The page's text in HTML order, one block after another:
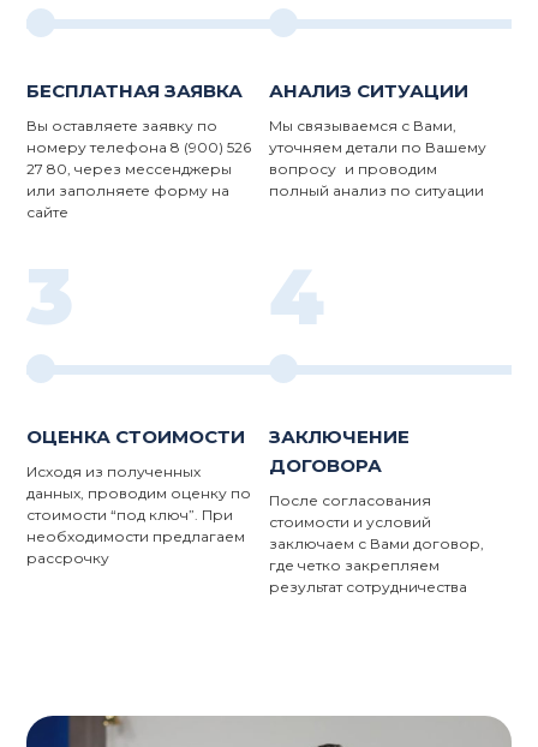
БЕСПЛАТНАЯ ЗАЯВКА
Вы оставляете заявку по
номеру телефона 8 (900) 526
27 80, через мессенджеры
или заполняете форму на
сайте
АНАЛИЗ СИТУАЦИИ
Мы связываемся с Вами,
уточняем детали по Вашему
вопросу и проводим
полный анализ по ситуации
3
ОЦЕНКА СТОИМОСТИ
Исходя из полученных
данных, проводим оценку по
стоимости “под ключ”. При
необходимости предлагаем
рассрочку
4
ЗАКЛЮЧЕНИЕ
ДОГОВОРА
После согласования
стоимости и условий
заключаем с Вами договор,
где четко закрепляем
результат сотрудничества